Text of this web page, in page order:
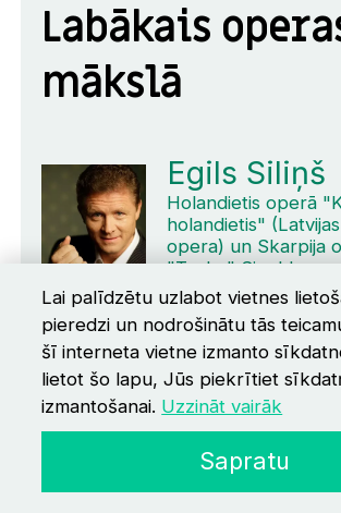
Labākais
mākslā
Egils Siliņš
Holandietis operā
holandietis"
opera) un Skarpija
"Toska" Siguldas
svētkos
Nominācijas
Kristīne Gailīte
Guvernante operā
pagrieziens" (Latvijas
opera)
Lai palīdzētu uzlabot vietnes
pieredzi un nodrošinātu tās
šī interneta vietne izmanto
lietot šo lapu, Jūs piekrītiet
izmantošanai. Uzzināt vairāk
Sapratu